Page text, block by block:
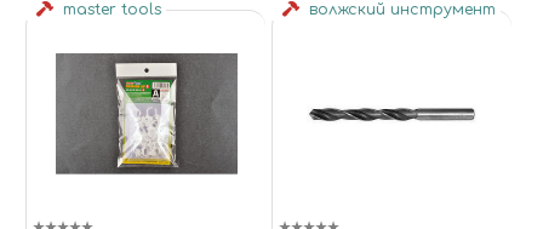
master tools волжский инструмент